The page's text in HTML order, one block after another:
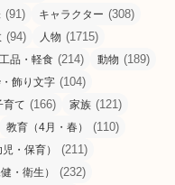
(91) キャラクター (308)
(94) 人物 (1715)
品・軽食 (214) 動物 (189)
飾り文字 (104)
育て (166) 家族 (121)
教育（4月・春） (110)
・保育） (211)
・衛生） (232)